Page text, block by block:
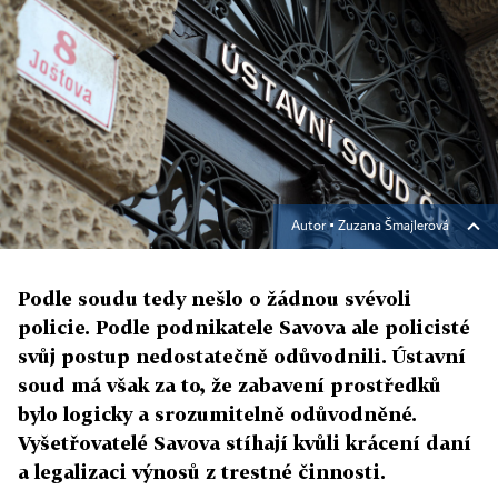
Autor ▪ Zuzana Šmajlerová
Podle soudu tedy nešlo o žádnou svévoli
policie. Podle podnikatele Savova ale policisté
svůj postup nedostatečně odůvodnili. Ústavní
soud má však za to, že zabavení prostředků
bylo logicky a srozumitelně odůvodněné.
Vyšetřovatelé Savova stíhají kvůli krácení daní
a legalizaci výnosů z trestné činnosti.